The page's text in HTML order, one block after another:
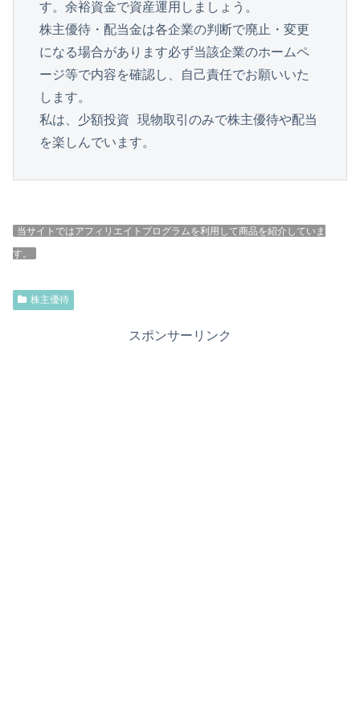
す。余裕資金で資産運用しましょう。
株主優待・配当金は各企業の判断で廃止・変更
になる場合があります必ず当該企業のホームペ
ージ等で内容を確認し、自己責任でお願いいた
します。
私は、少額投資 現物取引のみで株主優待や配当
を楽しんでいます。
当サイトではアフィリエイトプログラムを利用して商品を紹介していま
す。
株主優待
スポンサーリンク